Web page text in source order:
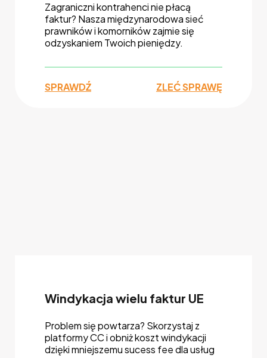
Zagraniczni kontrahenci nie płacą
faktur? Nasza międzynarodowa sieć
prawników i komorników zajmie się
odzyskaniem Twoich pieniędzy.
SPRAWDŹ ZLEĆ SPRAWĘ
Windykacja wielu faktur UE
Problem się powtarza? Skorzystaj z
platformy CC i obniż koszt windykacji
dzięki mniejszemu sucess fee dla usług